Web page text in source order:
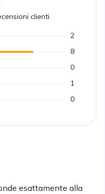
esattamente alla
clienti
2
8
0
1
0